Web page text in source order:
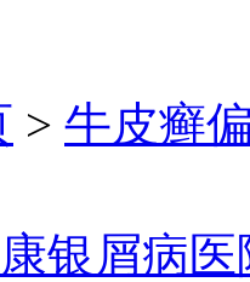
> 牛皮癣
银屑病医